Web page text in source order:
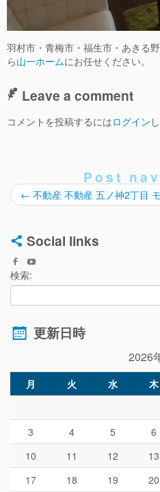
羽村市・青梅市・福生市・あきる
ら山一ホームにお任せください。
Leave a comment
コメントを投稿するにはログイン
Post
← 不動産 不動産 五ノ神2丁目
Social links
検索:
更新日時
2026
月 火 水 木
3
4 5 6
10
11 12 13
17
18 19 20